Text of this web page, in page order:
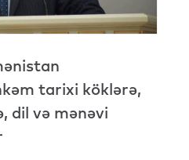
tarixi köklərə,
dil və mənəvi